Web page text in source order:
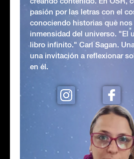
pasión por las letras con el
conociendo historias que
inmensidad del universo. "El
libro infinito." Carl Sagan.
una invitación a reflexionar
en él.